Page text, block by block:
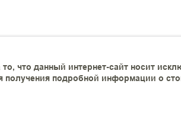
что данный интернет-сайт носит
получения подробной информации о